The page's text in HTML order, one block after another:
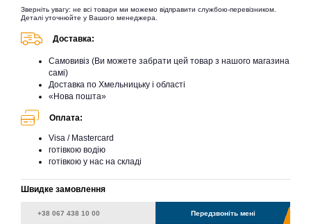
Зверніть увагу: не всі товари ми можемо відправити службою-перевізником.
Деталі уточнюйте у Вашого менеджера.
Доставка:
Самовивіз (Ви можете забрати цей товар з нашого магазина
самі)
Доставка по Хмельницьку і області
«Нова пошта»
Оплата:
Visa / Mastercard
готівкою водію
готівкою у нас на складі
Швидке замовлення
Передзвоніть мені